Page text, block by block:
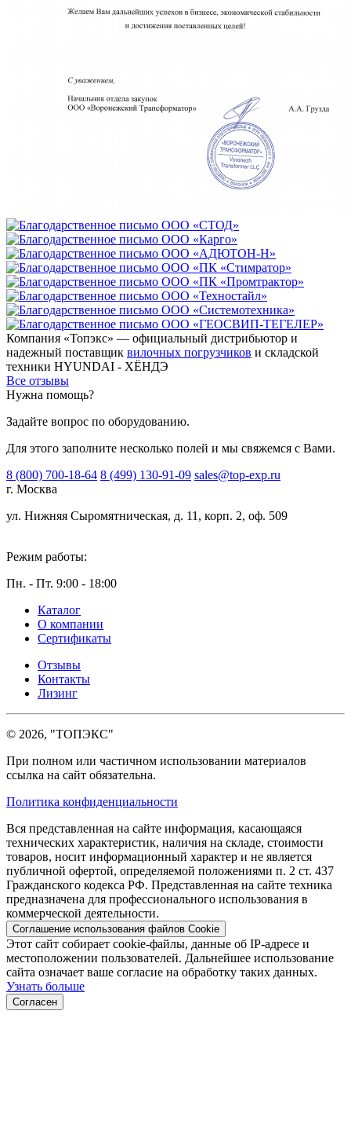
Компания «Топэкс» — официальный дистрибьютор и
надежный поставщик вилочных погрузчиков и складской
техники HYUNDAI - ХЁНДЭ
Все отзывы
Нужна помощь?
Задайте вопрос по оборудованию.
Для этого заполните несколько полей и мы свяжемся с Вами.
8 (800) 700-18-64 8 (499) 130-91-09 sales@top-exp.ru
г. Москва
ул. Нижняя Сыромятническая, д. 11, корп. 2, оф. 509
Режим работы:
Пн. - Пт. 9:00 - 18:00
Каталог
О компании
Сертификаты
Отзывы
Контакты
Лизинг
© 2026, "ТОПЭКС"
При полном или частичном использовании материалов
ссылка на сайт обязательна.
Политика конфиденциальности
Вся представленная на сайте информация, касающаяся
технических характеристик, наличия на складе, стоимости
товаров, носит информационный характер и не является
публичной офертой, определяемой положениями п. 2 ст. 437
Гражданского кодекса РФ. Представленная на сайте техника
предназначена для профессионального использования в
коммерческой деятельности.
Соглашение использования файлов Cookie
Этот сайт собирает cookie-файлы, данные об IP-адресе и
местоположении пользователей. Дальнейшее использование
сайта означает ваше согласие на обработку таких данных.
Узнать больше
Согласен